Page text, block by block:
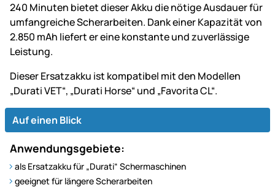
240 Minuten bietet dieser Akku die nötige Ausdauer für
umfangreiche Scherarbeiten. Dank einer Kapazität von
2.850 mAh liefert er eine konstante und zuverlässige
Leistung.
Dieser Ersatzakku ist kompatibel mit den Modellen
„Durati VET“, „Durati Horse“ und „Favorita CL“.
Auf einen Blick
Anwendungsgebiete:
als Ersatzakku für „Durati“ Schermaschinen
geeignet für längere Scherarbeiten